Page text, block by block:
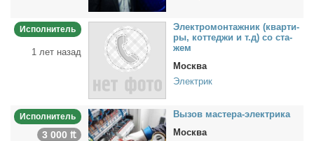
Исполнитель
1 лет назад
Элек­тро­мон­таж­ник (квар­ти­
ры, кот­те­джи и т.д) со ста­
жем
Москва
Электрик
Исполнитель
3 000 ₶
Вы­зов ма­сте­ра-элек­три­ка
Москва